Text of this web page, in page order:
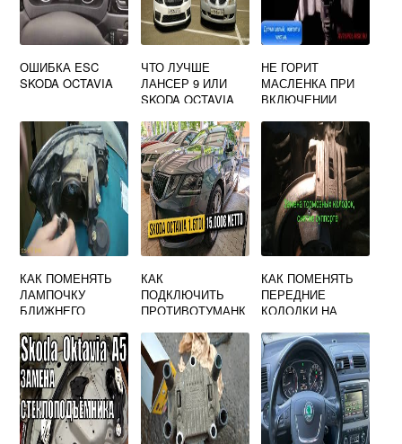
ОШИБКА ESC
SKODA OCTAVIA
ЧТО ЛУЧШЕ
ЛАНСЕР 9 ИЛИ
SKODA OCTAVIA
НЕ ГОРИТ
МАСЛЕНКА ПРИ
ВКЛЮЧЕНИИ
SKODA OCTAVIA
A5
КАК ПОМЕНЯТЬ
ЛАМПОЧКУ
БЛИЖНЕГО
OCTAVIA A5
ВИДЕО
КАК
ПОДКЛЮЧИТЬ
ПРОТИВОТУМАНК
OCTAVIA A5
РЕСТАЙЛИНГ
КАК ПОМЕНЯТЬ
ПЕРЕДНИЕ
КОЛОДКИ НА
A5